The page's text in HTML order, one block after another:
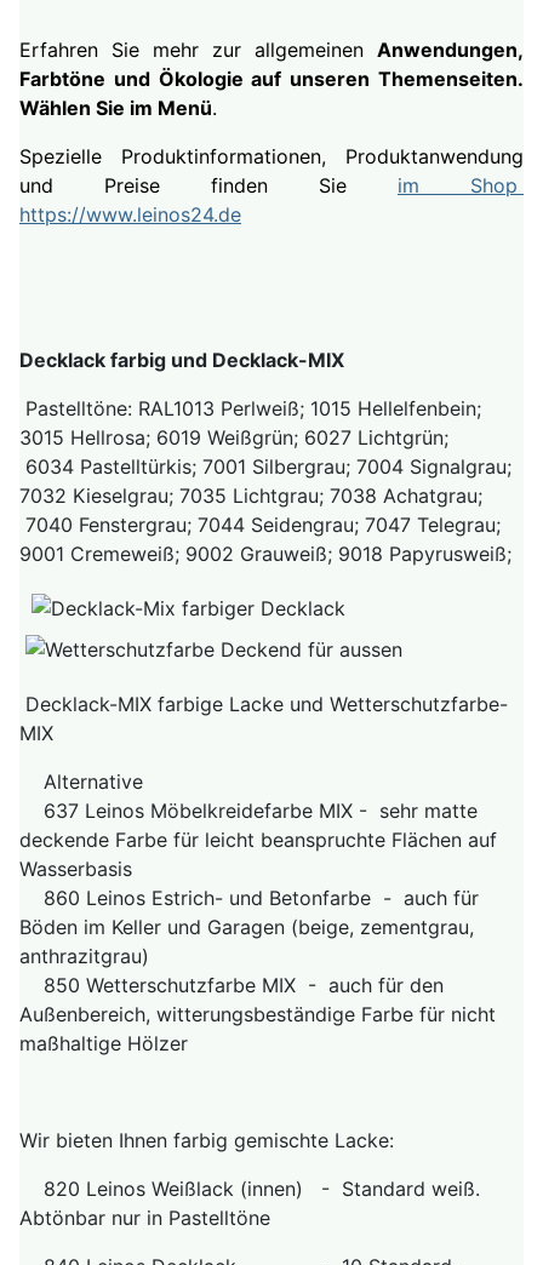
Erfahren Sie mehr zur allgemeinen Anwendungen,
Farbtöne und Ökologie auf unseren Themenseiten.
Wählen Sie im Menü.
Spezielle Produktinformationen, Produktanwendung
und Preise finden Sie im Shop
https://www.leinos24.de
Decklack farbig und Decklack-MIX
Pastelltöne: RAL1013 Perlweiß; 1015 Hellelfenbein;
3015 Hellrosa; 6019 Weißgrün; 6027 Lichtgrün;
6034 Pastelltürkis; 7001 Silbergrau; 7004 Signalgrau;
7032 Kieselgrau; 7035 Lichtgrau; 7038 Achatgrau;
7040 Fenstergrau; 7044 Seidengrau; 7047 Telegrau;
9001 Cremeweiß; 9002 Grauweiß; 9018 Papyrusweiß;
Decklack-MIX farbige Lacke und Wetterschutzfarbe-
MIX
Alternative
637 Leinos Möbelkreidefarbe MIX - sehr matte
deckende Farbe für leicht beanspruchte Flächen auf
Wasserbasis
860 Leinos Estrich- und Betonfarbe - auch für
Böden im Keller und Garagen (beige, zementgrau,
anthrazitgrau)
850 Wetterschutzfarbe MIX - auch für den
Außenbereich, witterungsbeständige Farbe für nicht
maßhaltige Hölzer
Wir bieten Ihnen farbig gemischte Lacke:
820 Leinos Weißlack (innen) - Standard weiß.
Abtönbar nur in Pastelltöne